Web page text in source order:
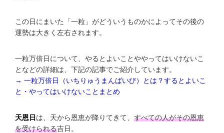
この日にまいた「一粒」がどういうものかによってその後の
運勢は大きく左右されます。
一粒万倍日について、やるとよいことややってはいけないこ
となどの詳細は、下記の記事でご紹介しています。
→ 一粒万倍日（いちりゅうまんばいび）とは？するとよいこ
と・やってはいけないことまとめ
天恩日 は、天から恩恵が降りてきて、 すべての人がその恩恵
を受けられる吉日。